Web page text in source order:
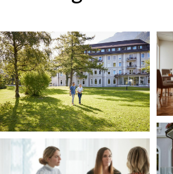
Вами:
НАПИСАТЬ В WHATSAPP
+41 76 266 1457